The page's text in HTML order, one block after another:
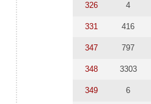
326 4
331 416
347 797
348 3303
349 6